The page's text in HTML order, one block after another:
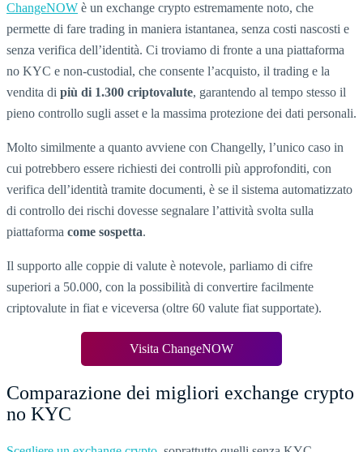
ChangeNOW è un exchange crypto estremamente noto, che
permette di fare trading in maniera istantanea, senza costi nascosti e
senza verifica dell’identità. Ci troviamo di fronte a una piattaforma
no KYC e non-custodial, che consente l’acquisto, il trading e la
vendita di più di 1.300 criptovalute, garantendo al tempo stesso il
pieno controllo sugli asset e la massima protezione dei dati personali.
Molto similmente a quanto avviene con Changelly, l’unico caso in
cui potrebbero essere richiesti dei controlli più approfonditi, con
verifica dell’identità tramite documenti, è se il sistema automatizzato
di controllo dei rischi dovesse segnalare l’attività svolta sulla
piattaforma come sospetta.
Il supporto alle coppie di valute è notevole, parliamo di cifre
superiori a 50.000, con la possibilità di convertire facilmente
criptovalute in fiat e viceversa (oltre 60 valute fiat supportate).
Visita ChangeNOW
Comparazione dei migliori exchange crypto
no KYC